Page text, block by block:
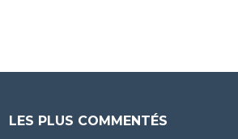
LES PLUS COMMENTÉS